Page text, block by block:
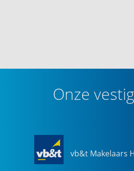
Onze
vb&t Makelaars